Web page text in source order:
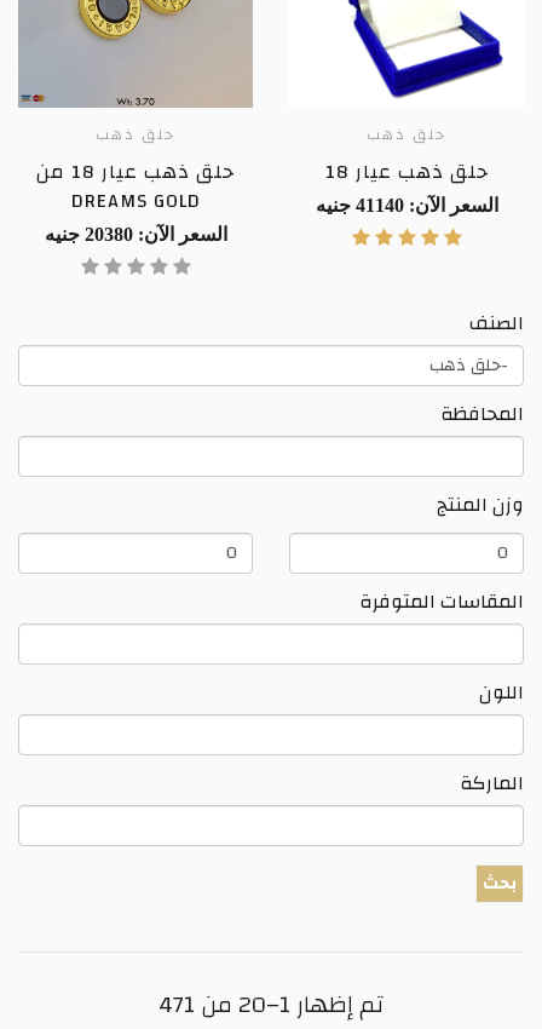
حلق ذهب
حلق ذهب عيار 18
السعر الآن: 41140 جنيه
حلق ذهب
حلق ذهب عيار 18 من
DREAMS GOLD
السعر الآن: 20380 جنيه
الصنف
المحافظة
وزن المنتج
وزن
المنتج
وزن
المنتج
المقاسات المتوفرة
اللون
الماركة
بحث
تم إظهار 1–20 من 471